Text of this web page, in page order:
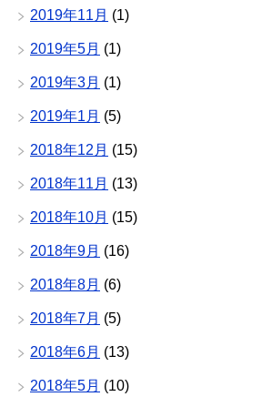
2019年11月 (1)
2019年5月 (1)
2019年3月 (1)
2019年1月 (5)
2018年12月 (15)
2018年11月 (13)
2018年10月 (15)
2018年9月 (16)
2018年8月 (6)
2018年7月 (5)
2018年6月 (13)
2018年5月 (10)